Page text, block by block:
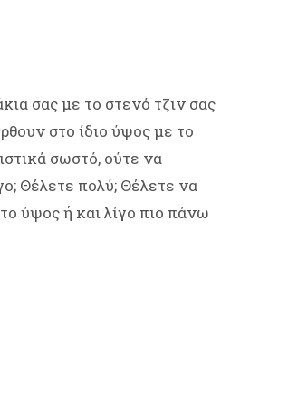
σας με το στενό τζιν σας
στο ίδιο ύψος με το
σωστό, ούτε να
Θέλετε πολύ; Θέλετε να
ύψος ή και λίγο πιο πάνω